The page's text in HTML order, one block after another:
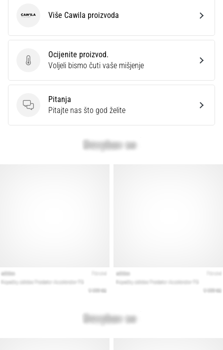
Ocijenite proizvod.
Ocijenite proizvod.
Voljeli bismo čuti vaše mišjenje
Pitanja
Pitanja
Pitajte nas što god želite
Cawila Više Cawila proizvoda